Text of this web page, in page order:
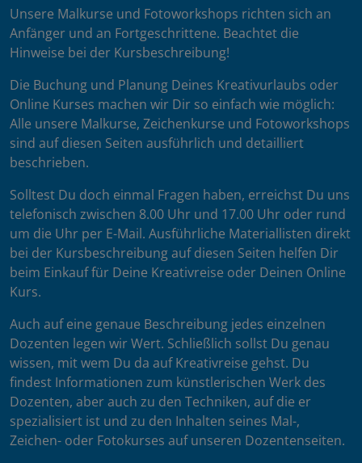
Unsere Malkurse und Fotoworkshops richten sich an
Anfänger und an Fortgeschrittene. Beachtet die
Hinweise bei der Kursbeschreibung!
Die Buchung und Planung Deines Kreativurlaubs oder
Online Kurses machen wir Dir so einfach wie möglich:
Alle unsere Malkurse, Zeichenkurse und Fotoworkshops
sind auf diesen Seiten ausführlich und detailliert
beschrieben.
Solltest Du doch einmal Fragen haben, erreichst Du uns
telefonisch zwischen 8.00 Uhr und 17.00 Uhr oder rund
um die Uhr per E-Mail. Ausführliche Materiallisten direkt
bei der Kursbeschreibung auf diesen Seiten helfen Dir
beim Einkauf für Deine Kreativreise oder Deinen Online
Kurs.
Auch auf eine genaue Beschreibung jedes einzelnen
Dozenten legen wir Wert. Schließlich sollst Du genau
wissen, mit wem Du da auf Kreativreise gehst. Du
findest Informationen zum künstlerischen Werk des
Dozenten, aber auch zu den Techniken, auf die er
spezialisiert ist und zu den Inhalten seines Mal-,
Zeichen- oder Fotokurses auf unseren Dozentenseiten.